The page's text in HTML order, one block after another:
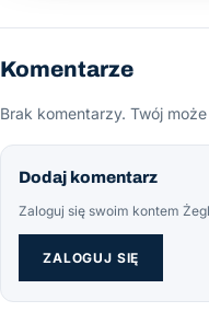
Komentarze
Brak komentarzy. Twój
Dodaj komentarz
Zaloguj się swoim kontem
ZALOGUJ SIĘ